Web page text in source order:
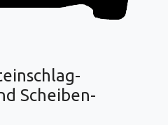
Scheiben-